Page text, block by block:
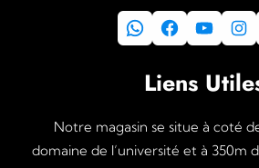
WhatsApp Facebook YouTube Instagram
Liens
Notre magasin se situe à coté
domaine de l’université et à 350m